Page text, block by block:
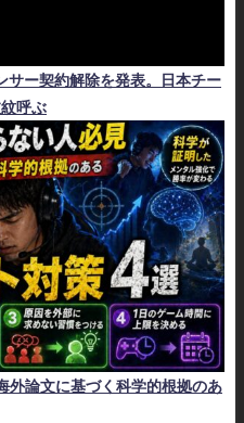
ー契約解除を発表。日本チー
呼ぶ
論文に基づく科学的根拠のあ